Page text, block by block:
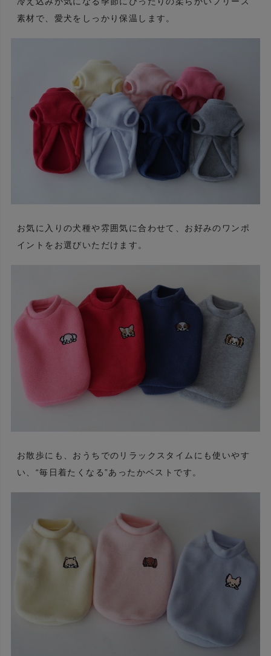
素材で、愛犬をしっかり保温します。
お気に入りの犬種や雰囲気に合わせて、お好みのワンポ
イントをお選びいただけます。
お散歩にも、おうちでのリラックスタイムにも使いやす
い、“毎日着たくなる”あったかベストです。